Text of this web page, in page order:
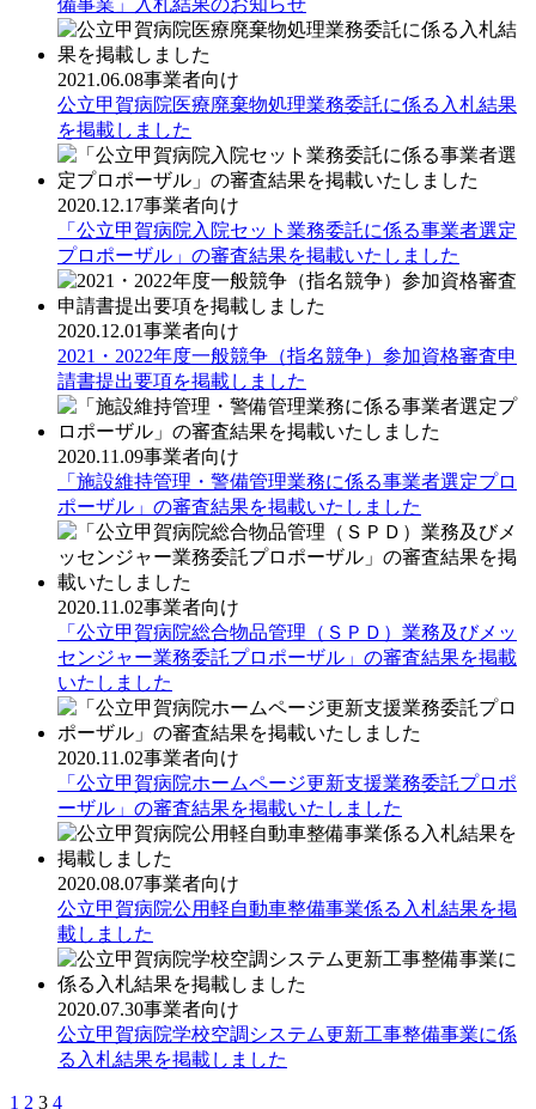
2021.06.08事業者向け
公立甲賀病院医療廃棄物処理業務委託に係る入札結果
を掲載しました
2020.12.17事業者向け
「公立甲賀病院入院セット業務委託に係る事業者選定
プロポーザル」の審査結果を掲載いたしました
2020.12.01事業者向け
2021・2022年度一般競争（指名競争）参加資格審査申
請書提出要項を掲載しました
2020.11.09事業者向け
「施設維持管理・警備管理業務に係る事業者選定プロ
ポーザル」の審査結果を掲載いたしました
2020.11.02事業者向け
「公立甲賀病院総合物品管理（ＳＰＤ）業務及びメッ
センジャー業務委託プロポーザル」の審査結果を掲載
いたしました
2020.11.02事業者向け
「公立甲賀病院ホームページ更新支援業務委託プロポ
ーザル」の審査結果を掲載いたしました
2020.08.07事業者向け
公立甲賀病院公用軽自動車整備事業係る入札結果を掲
載しました
2020.07.30事業者向け
公立甲賀病院学校空調システム更新工事整備事業に係
る入札結果を掲載しました
1 2 3 4